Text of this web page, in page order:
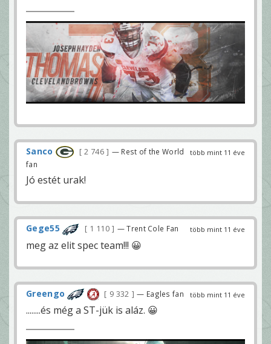
több mint 11 éve
Sanco 2 746
— Rest of the World
fan
Jó estét urak!
több mint 11 éve
Gege55 1 110 — Trent Cole Fan
meg az elit spec team!!! 😀
több mint 11 éve
Greengo 9 332 — Eagles fan
........és még a ST-jük is aláz. 😀